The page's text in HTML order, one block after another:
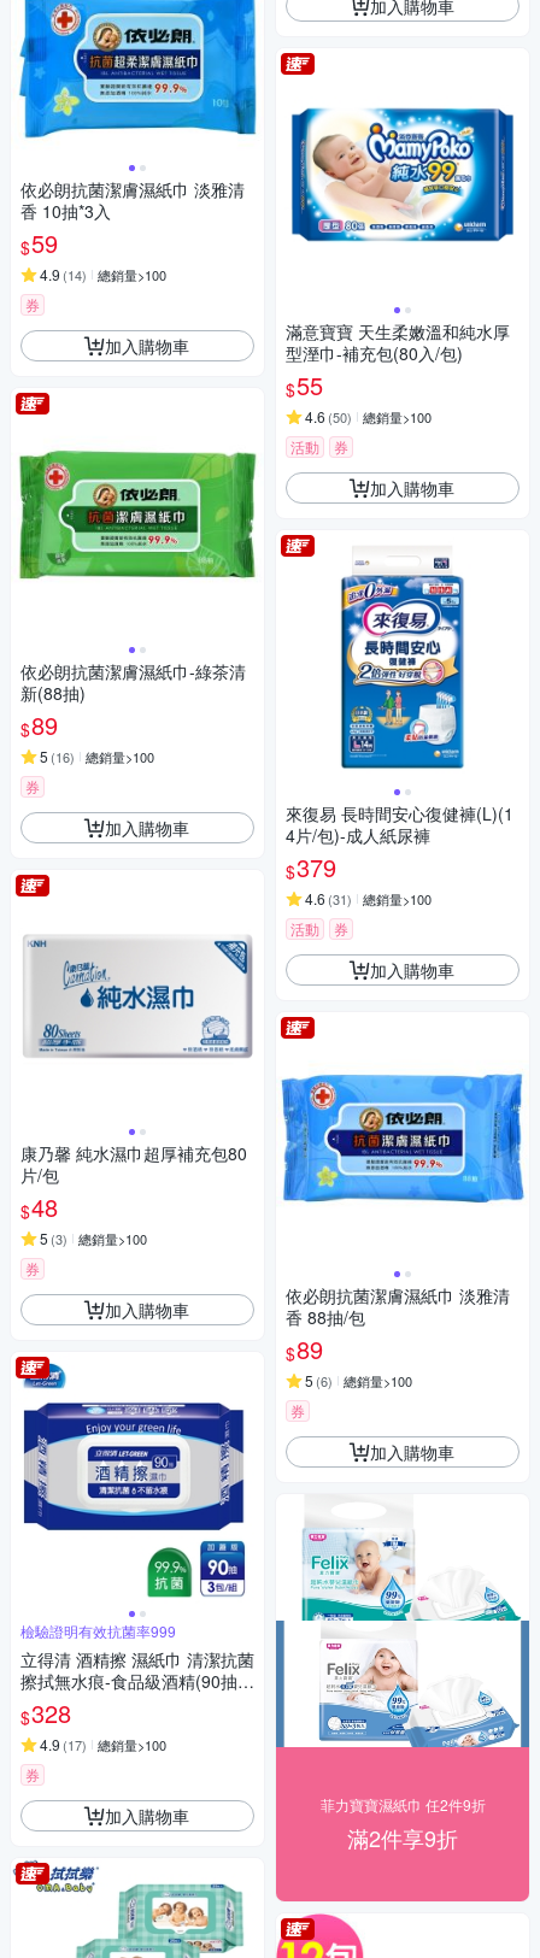
依必朗抗菌潔膚濕紙巾 淡雅清
香 10抽*3入
$59
4.9 (14) 總銷量>100
券
加入購物車
依必朗抗菌潔膚濕紙巾-綠茶清
新(88抽)
$89
5 (16) 總銷量>100
券
加入購物車
康乃馨 純水濕巾超厚補充包80
片/包
$48
5 (3) 總銷量>100
券
加入購物車
檢驗證明有效抗菌率999
立得清 酒精擦 濕紙巾 清潔抗菌
擦拭無水痕-食品級酒精(90抽x
3包)
$328
4.9 (17) 總銷量>100
券
加入購物車
加入購物車
滿意寶寶 天生柔嫩溫和純水厚
型溼巾-補充包(80入/包)
$55
4.6 (50) 總銷量>100
活動 券
加入購物車
來復易 長時間安心復健褲(L)(1
4片/包)-成人紙尿褲
$379
4.6 (31) 總銷量>100
活動 券
加入購物車
依必朗抗菌潔膚濕紙巾 淡雅清
香 88抽/包
$89
5 (6) 總銷量>100
券
加入購物車
菲力寶寶濕紙巾 任2件9折
滿2件享9折